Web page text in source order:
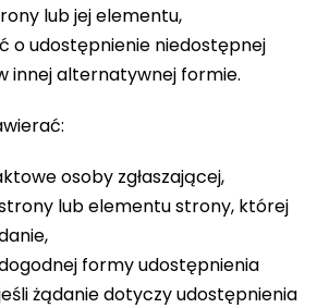
lub jej elementu,
o udostępnienie niedostępnej
innej alternatywnej formie.
osoby zgłaszającej,
lub elementu strony, której
formy udostępnienia
żądanie dotyczy udostępnienia